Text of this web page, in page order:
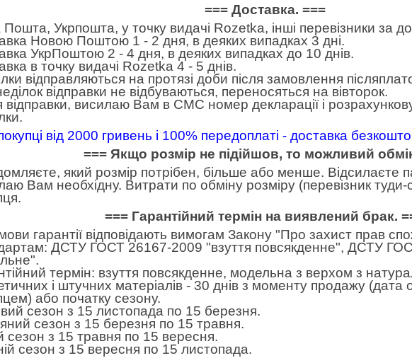
=== Доставка. ===
Укрпошта, у точку видачі Rozetka, інші перевізники за
Новою Поштою 1 - 2 дня, в деяких випадках 3 дні.
УкрПоштою 2 - 4 дня, в деяких випадках до 10 днів.
в точку видачі Rozetka 4 - 5 днів.
відправляються на протязі доби після замовлення
відправки не відбуваються, переносяться на вівторок.
відправки, висилаю Вам в СМС номер декларації і
від 2000 гривень і 100% передоплаті - доставка
=== Якщо розмір не підійшов, то можливий
який розмір потрібен, більше або менше. Відсилаєте
Вам необхідну. Витрати по обміну розміру (перевізник
=== Гарантійний термін на виявлений брак.
гарантії відповідають вимогам Закону "Про захист прав
ДСТУ ГОСТ 26167-2009 "взуття повсякденне", ДСТУ
термін: взуття повсякденне, модельна з верхом з
і штучних матеріалів - 30 днів з моменту продажу (дата
або початку сезону.
сезон з 15 листопада по 15 березня.
сезон з 15 березня по 15 травня.
сезон з 15 травня по 15 вересня.
сезон з 15 вересня по 15 листопада.